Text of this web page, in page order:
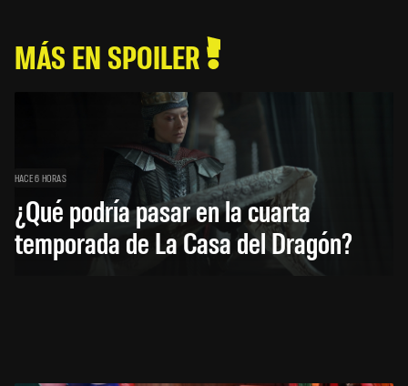
MÁS EN SPOILER
HACE 6 HORAS
¿Qué podría pasar en la cuarta
temporada de La Casa del Dragón?